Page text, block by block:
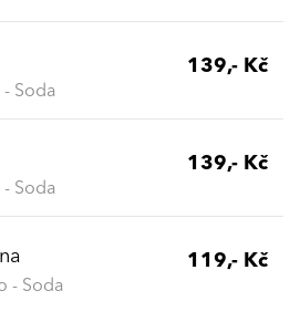
- Soda
139,- Kč
Soda
139,- Kč
- Soda
119,- Kč